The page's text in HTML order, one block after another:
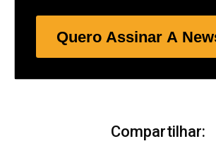
Quero Assinar A
Compartilhar: